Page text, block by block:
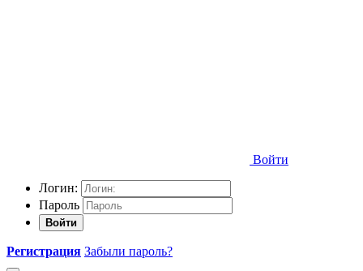
Войти
Логин:
Пароль
Войти
Регистрация Забыли пароль?